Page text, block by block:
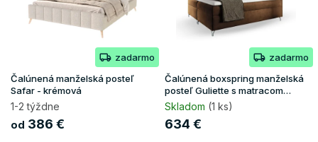
u
k
t
o
zadarmo
Čalúnená manželská posteľ
Safar - krémová
1-2 týždne
od 386 €
zadarmo
Čalúnená boxspring manželská
posteľ Guliette s matracom
160x200 - hnedá
Skladom (1 ks)
634 €